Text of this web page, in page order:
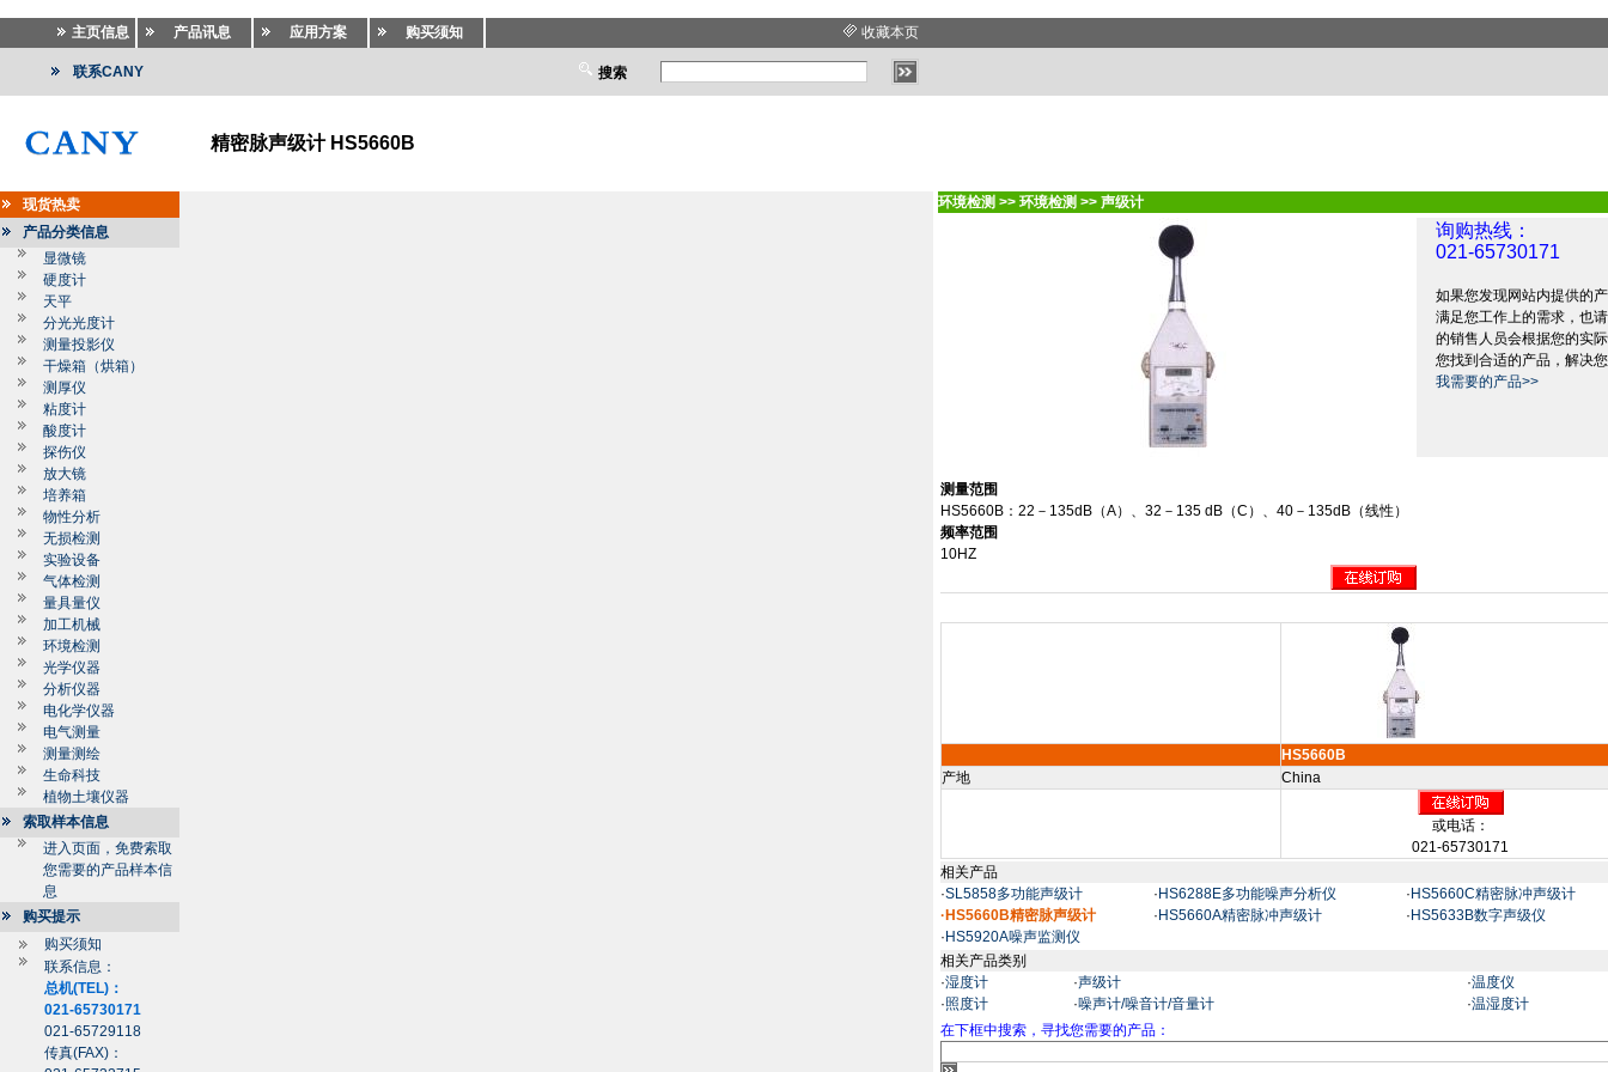
主页信息 产品讯息 应用方案 购买须知 收藏本页
联系CANY 搜索
精密脉声级计 HS5660B
现货热卖
产品分类信息
显微镜
硬度计
天平
分光光度计
测量投影仪
干燥箱（烘箱）
测厚仪
粘度计
酸度计
探伤仪
放大镜
培养箱
物性分析
无损检测
实验设备
气体检测
量具量仪
加工机械
环境检测
光学仪器
分析仪器
电化学仪器
电气测量
测量测绘
生命科技
植物土壤仪器
索取样本信息
进入页面，免费索取
您需要的产品样本信
息
购买提示
购买须知
联系信息：
总机(TEL)：
021-65730171
021-65729118
传真(FAX)：
环境检测 >> 环境检测 >> 声级计
询购热线：
021-65730171
如果您发现网站内提供的
满足您工作上的需求，也
的销售人员会根据您的实
您找到合适的产品，解决
我需要的产品>>
测量范围
HS5660B ： 22 － 135dB （A）、 32 － 135 dB （C ）、 40 － 135dB （线性）
频率范围
10HZ
HS5660B
产地
China
或电话：
021-65730171
相关产品
·SL5858多功能声级计 · HS6288E多功能噪声分析仪 · HS5660C精密脉冲声级计
·HS5660B精密脉声级计
· HS5660A精密脉冲声级计 · HS5633B数字声级仪
· HS5920A噪声监测仪
相关产品类别
·湿度计 ·声级计 ·温度仪
·照度计 ·噪声计/噪音计/音量计 ·温湿度计
在下框中搜索，寻找您需要的产品：